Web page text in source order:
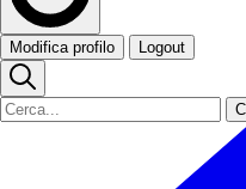
Modifica profilo Logout